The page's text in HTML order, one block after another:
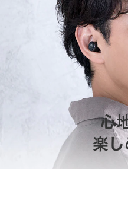
心
楽